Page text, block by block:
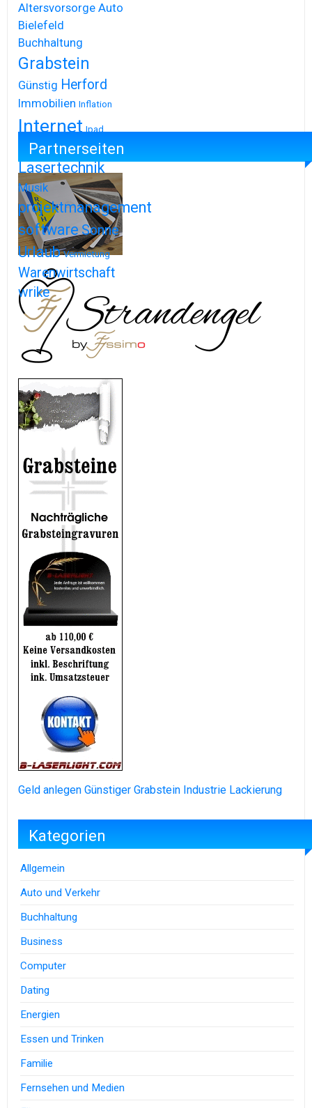
Altersvorsorge Auto
Bielefeld
Buchhaltung
Grabstein
Günstig Herford
Immobilien Inflation
Internet Ipad
Iphone
Lasertechnik
Musik
projektmanagement
softwareSonne
Urlaub Vermietung
Warenwirtschaft
wrike
Partnerseiten
Geld anlegen Günstiger Grabstein Industrie Lackierung
Kategorien
Allgemein
Auto und Verkehr
Buchhaltung
Business
Computer
Dating
Energien
Essen und Trinken
Familie
Fernsehen und Medien